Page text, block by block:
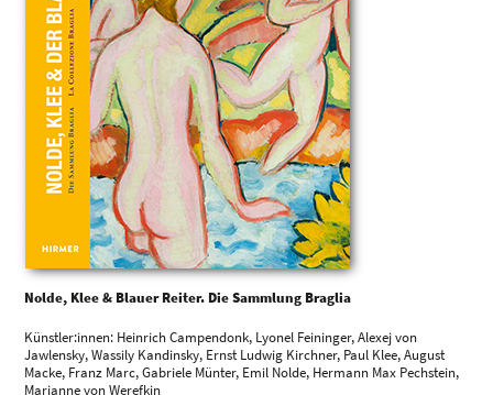
Nolde, Klee & Blauer Reiter. Die Sammlung Braglia
Künstler:innen: Heinrich Campendonk, Lyonel Feininger, Alexej von
Jawlensky, Wassily Kandinsky, Ernst Ludwig Kirchner, Paul Klee, August
Macke, Franz Marc, Gabriele Münter, Emil Nolde, Hermann Max Pechstein,
Marianne von Werefkin